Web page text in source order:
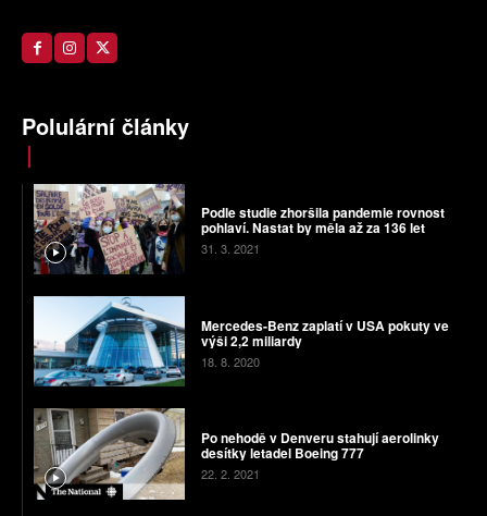
Polulární články
Podle studie zhoršila pandemie rovnost
pohlaví. Nastat by měla až za 136 let
31. 3. 2021
Mercedes-Benz zaplatí v USA pokuty ve
výši 2,2 miliardy
18. 8. 2020
Po nehodě v Denveru stahují aerolinky
desítky letadel Boeing 777
22. 2. 2021